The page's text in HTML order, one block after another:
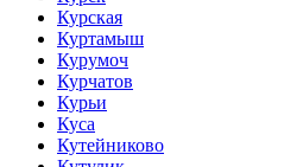
Курская
Куртамыш
Курумоч
Курчатов
Курьи
Куса
Кутейниково